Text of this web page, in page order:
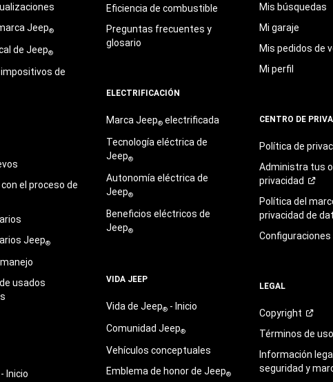
Jeep®
de Jeep®
de
el proceso de
Jeep®
usados
Inicio
Eficiencia de combustible
Preguntas frecuentes y
glosario
ELECTRIFICACIÓN
Marca Jeep®electrificada
Tecnología eléctrica de
Jeep®
Autonomía eléctrica de
Jeep®
Beneficios eléctricos de
Jeep®
VIDA JEEP
Vida de Jeep®- Inicio
Comunidad Jeep®
Vehículos conceptuales
Emblema de honor de Jeep®
Mis búsquedas
Mi garaje
Mis pedidos de
Mi perfil
CENTRO DE
Política de
Administra tus
privacidad
Política del
privacidad de
Configuraciones
LEGAL
Copyright
Términos deuso
Información
seguridad y